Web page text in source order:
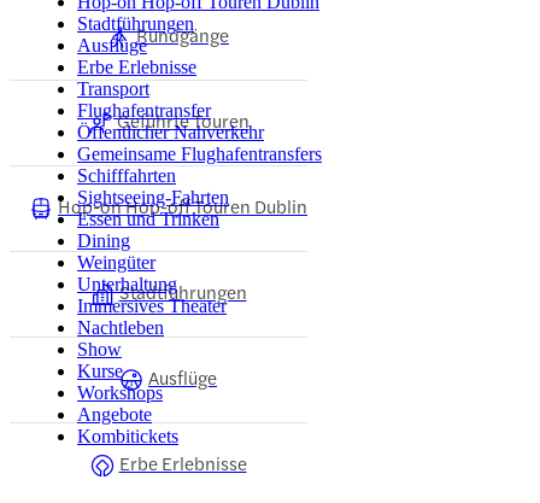
Stadtführungen
Ausflüge
Erbe Erlebnisse
Transport
Flughafentransfer
Öffentlicher Nahverkehr
Gemeinsame Flughafentransfers
Schifffahrten
Sightseeing-Fahrten
Essen und Trinken
Dining
Weingüter
Unterhaltung
Immersives Theater
Nachtleben
Show
Kurse
Workshops
Angebote
Kombitickets
Rundgänge
Geführte Touren
Hop-on Hop-off Touren Dublin
Stadtführungen
Ausflüge
Erbe Erlebnisse